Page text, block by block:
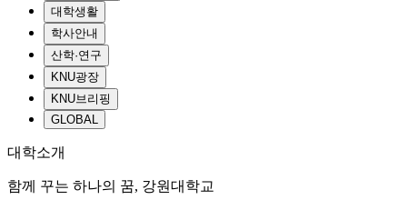
대학생활
학사안내
산학·연구
KNU광장
KNU브리핑
GLOBAL
대학소개
함께 꾸는 하나의 꿈, 강원대학교